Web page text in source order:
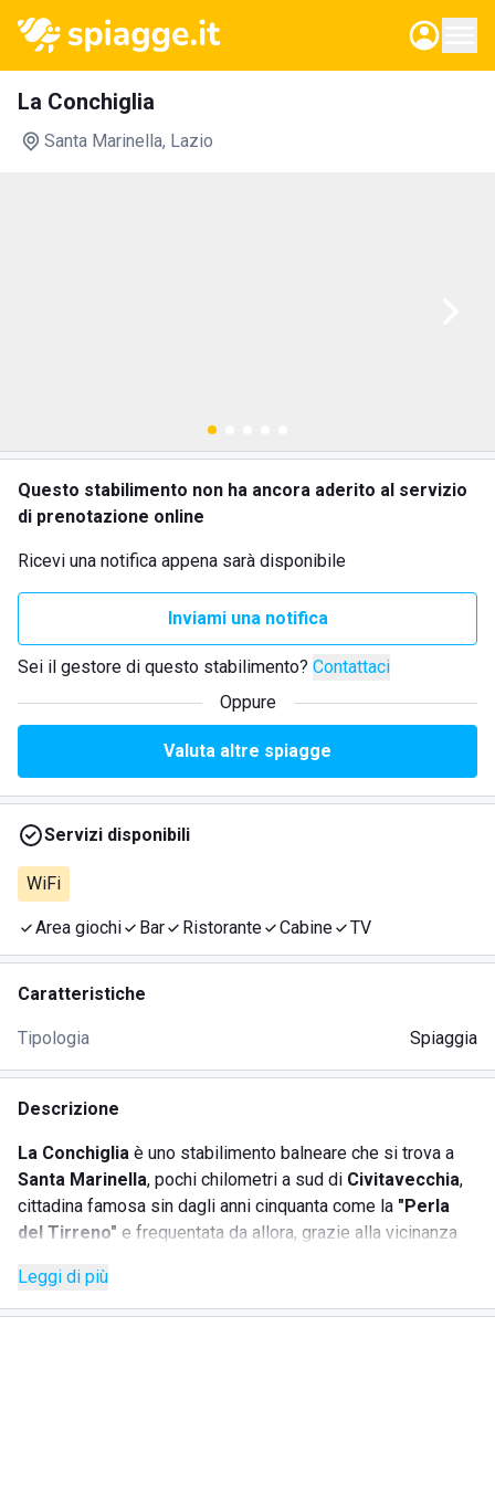
La Conchiglia
Santa Marinella, Lazio
Questo stabilimento non ha ancora aderito al servizio
di prenotazione online
Ricevi una notifica appena sarà disponibile
Inviami una notifica
Sei il gestore di questo stabilimento? Contattaci
Oppure
Valuta altre spiagge
Servizi disponibili
WiFi
Area giochi Bar Ristorante Cabine TV
Caratteristiche
Tipologia Spiaggia
Descrizione
La Conchiglia è uno stabilimento balneare che si trova a
Santa Marinella, pochi chilometri a sud di Civitavecchia,
cittadina famosa sin dagli anni cinquanta come la "Perla
del Tirreno" e frequentata da allora, grazie alla vicinanza
Poco sotto ilcastello Odescalchiche domina la città e
Leggi di più